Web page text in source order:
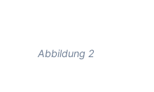
Abbildung 2